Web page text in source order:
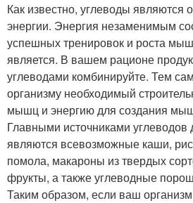
Как известно, углеводы являются
энергии. Энергия незаменимым
успешных тренировок и роста
является. В вашем рационе
углеводами комбинируйте. Тем
организму необходимый
мышц и энергию для создания
Главными источниками углеводов
являются всевозможные каши,
помола, макароны из твердых
фрукты, а также углеводные
Таким образом, если ваш